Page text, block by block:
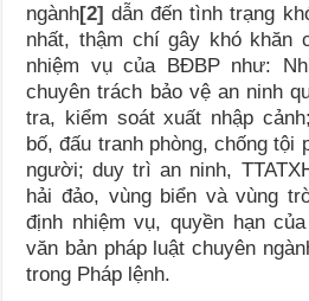
ngành[2] dẫn đến tình trạng
nhất, thậm chí gây khó khăn
nhiệm vụ của BĐBP như:
chuyên trách bảo vệ an ninh
tra, kiểm soát xuất nhập
bố, đấu tranh phòng, chống tội
người; duy trì an ninh,
hải đảo, vùng biển và vùng
định nhiệm vụ, quyền hạn
văn bản pháp luật chuyên
trong Pháp lệnh.